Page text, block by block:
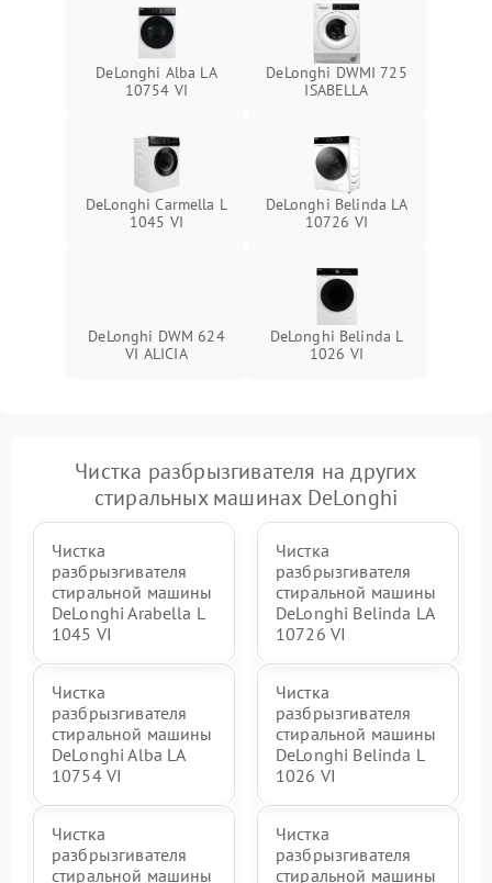
DeLonghi Alba LA
10754 VI
DeLonghi DWMI 725
ISABELLA
DeLonghi Carmella L
1045 VI
DeLonghi Belinda LA
10726 VI
DeLonghi DWM 624
VI ALICIA
DeLonghi Belinda L
1026 VI
Чистка разбрызгивателя на других
стиральных машинах DeLonghi
Чистка
разбрызгивателя
стиральной машины
DeLonghi Arabella L
1045 VI
Чистка
разбрызгивателя
стиральной машины
DeLonghi Belinda LA
10726 VI
Чистка
разбрызгивателя
стиральной машины
DeLonghi Alba LA
10754 VI
Чистка
разбрызгивателя
стиральной машины
DeLonghi Belinda L
1026 VI
Чистка
разбрызгивателя
стиральной машины
Чистка
разбрызгивателя
стиральной машины